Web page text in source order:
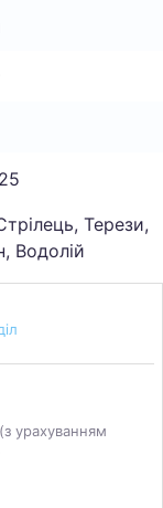
Терези,
Водолій
урахуванням